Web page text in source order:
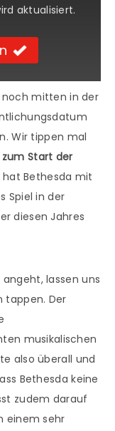
aktualisiert.
noch mitten in der
Wir tippen mal
zum Start der
hat Bethesda mit
Spiel in der
diesen Jahres
angeht, lassen uns
tappen. Der
musikalischen
also überall und
Bethesda keine
zudem darauf
einem sehr